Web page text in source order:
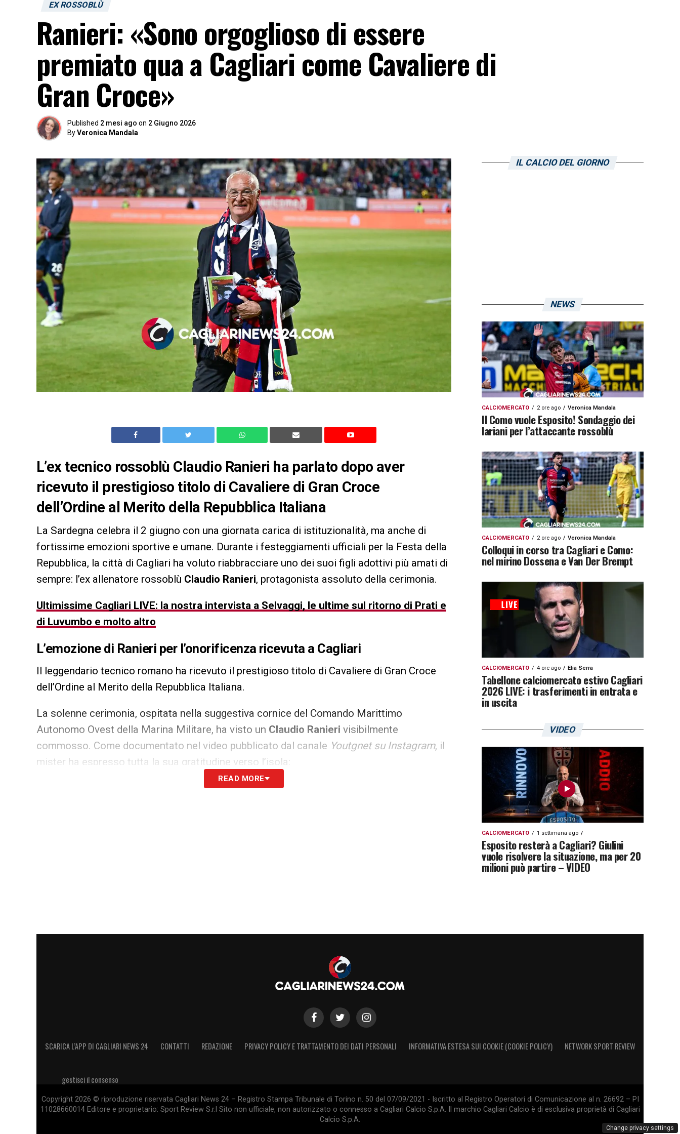
EX ROSSOBLÙ
Ranieri: «Sono orgoglioso di essere
premiato qua a Cagliari come Cavaliere di
Gran Croce»
Published 2 mesi ago on 2 Giugno 2026
ByVeronica Mandala
L’ex tecnico rossoblù Claudio Ranieri ha parlato dopo aver
ricevuto il prestigioso titolo di Cavaliere di Gran Croce
dell’Ordine al Merito della Repubblica Italiana
La Sardegna celebra il 2 giugno con una giornata carica di istituzionalità, ma anche di
fortissime emozioni sportive e umane. Durante i festeggiamenti ufficiali per la Festa della
Repubblica, la città di Cagliari ha voluto riabbracciare uno dei suoi figli adottivi più amati di
sempre: l’ex allenatore rossoblù Claudio Ranieri, protagonista assoluto della cerimonia.
Ultimissime Cagliari LIVE: la nostra intervista a Selvaggi, le ultime sul ritorno di Prati e
di Luvumbo e molto altro
L’emozione di Ranieri per l’onorificenza ricevuta a Cagliari
Il leggendario tecnico romano ha ricevuto il prestigioso titolo di Cavaliere di Gran Croce
dell’Ordine al Merito della Repubblica Italiana.
La solenne cerimonia, ospitata nella suggestiva cornice del Comando Marittimo
Autonomo Ovest della Marina Militare, ha visto un Claudio Ranieri visibilmente
commosso. Come documentato nel video pubblicato dal canale Youtgnet su Instagram, il
mister ha espresso tutta la sua gratitudine verso l’isola:
«Sono orgoglioso, essere premiato qua a Cagliari come Cavaliere di Gran Croce è una
l’allenatore ha sempre considerato l’isola come una seconda casa, un sentimento
READ MORE
IL CALCIO DEL GIORNO
NEWS
CALCIOMERCATO 2 ore ago Veronica Mandala
Il Como vuole Esposito! Sondaggio dei
lariani per l’attaccante rossoblù
CALCIOMERCATO 2 ore ago Veronica Mandala
Colloqui in corso tra Cagliari e Como:
nel mirino Dossena e Van Der Brempt
CALCIOMERCATO 4 ore ago Elia Serra
Tabellone calciomercato estivo Cagliari
2026 LIVE: i trasferimenti in entrata e
in uscita
VIDEO
CALCIOMERCATO 1 settimana ago
Esposito resterà a Cagliari? Giulini
vuole risolvere la situazione, ma per 20
milioni può partire – VIDEO
SCARICA L’APP DI CAGLIARI NEWS 24 CONTATTI REDAZIONE PRIVACY POLICY E TRATTAMENTO DEI DATI PERSONALI INFORMATIVA ESTESA SUI COOKIE (COOKIE POLICY) NETWORK SPORT REVIEW
gestisci il consenso
Copyright 2026 © riproduzione riservata Cagliari News 24 – Registro Stampa Tribunale di Torino n. 50 del 07/09/2021 - Iscritto al Registro Operatori di Comunicazione al n. 26692 – PI
11028660014 Editore e proprietario: Sport Review S.r.l Sito non ufficiale, non autorizzato o connesso a Cagliari Calcio S.p.A. Il marchio Cagliari Calcio è di esclusiva proprietà di Cagliari
Calcio S.p.A.
Change privacy settings